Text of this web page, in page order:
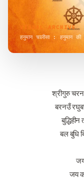
VISUAL ARCHIVE
हनुमान चालीसा : हनुमान की
श्रीगुरु
बरनउँ
बल बुधि
जय